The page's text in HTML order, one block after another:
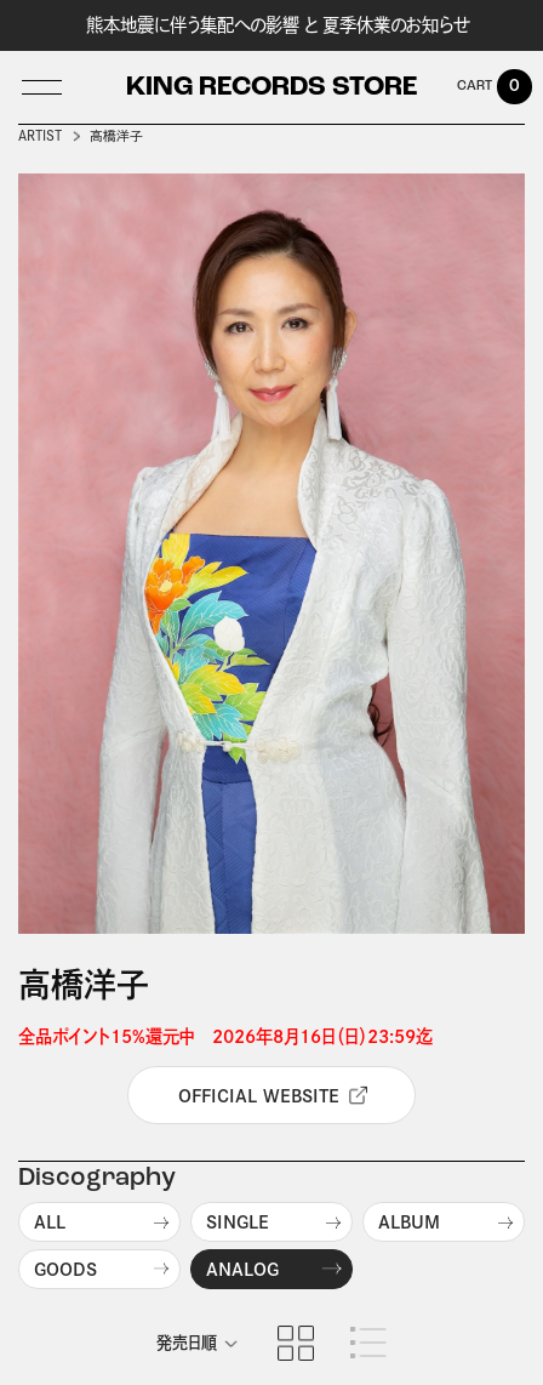
熊本地震に伴う集配への影響 と 夏季休業のお知らせ
KING RECORDS STORE 0
ARTIST 高橋洋子
高橋洋子
全品ポイント15%還元中　2026年8月16日（日）23:59迄
OFFICIAL WEBSITE
Discography
ALL SINGLE ALBUM
GOODS ANALOG
発売日順